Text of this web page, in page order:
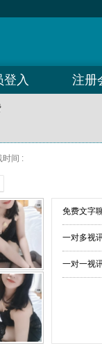
登入 注册
时间 :
免费文字
一对多视
一对一视